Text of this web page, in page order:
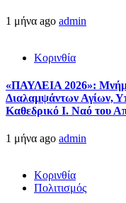
1 μήνα ago admin
Κορινθία
«ΠΑΥΛΕΙΑ 2026»:
Διαλαμψάντων Αγίων,
Καθεδρικό Ι. Ναό του
1 μήνα ago admin
Κορινθία
Πολιτισμός